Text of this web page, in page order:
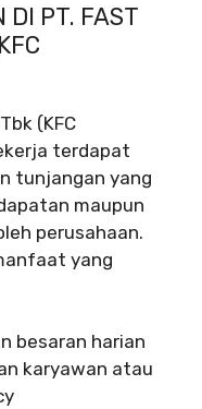
DI PT. FAST
(KFC
terdapat
tunjangan yang
maupun
perusahaan.
yang
besaran harian
karyawan atau